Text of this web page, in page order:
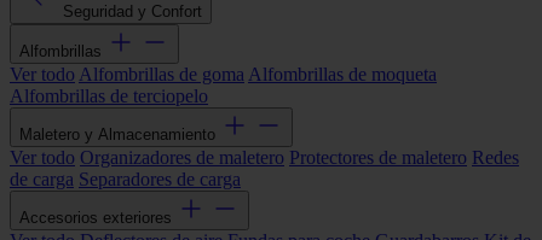
Seguridad y Confort
Alfombrillas
Ver todo Alfombrillas de goma Alfombrillas de moqueta
Alfombrillas de terciopelo
Maletero y Almacenamiento
Ver todo Organizadores de maletero Protectores de maletero Redes
de carga Separadores de carga
Accesorios exteriores